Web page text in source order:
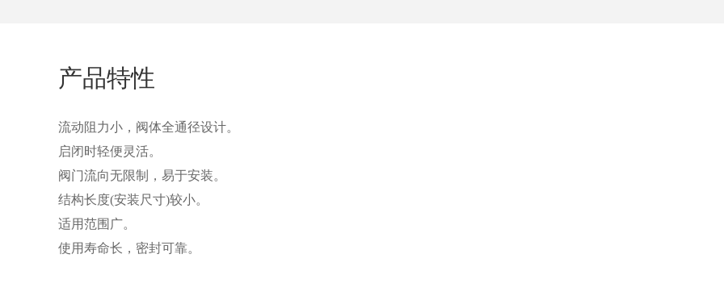
产品特性
流动阻力小，阀体全通径设计。
启闭时轻便灵活。
阀门流向无限制，易于安装。
结构长度(安装尺寸)较小。
适用范围广。
使用寿命长，密封可靠。